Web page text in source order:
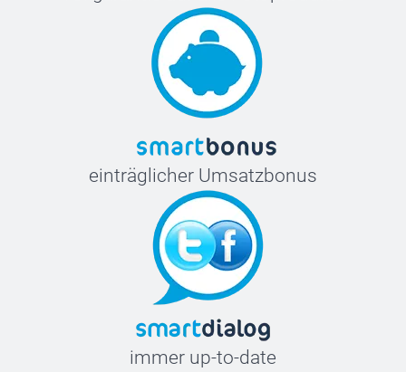
einträglicher Umsatzbonus
immer up-to-date